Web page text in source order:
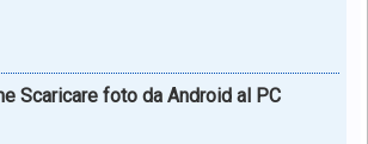
Scaricare foto da Android al PC